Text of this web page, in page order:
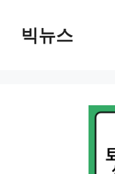
빅뉴스